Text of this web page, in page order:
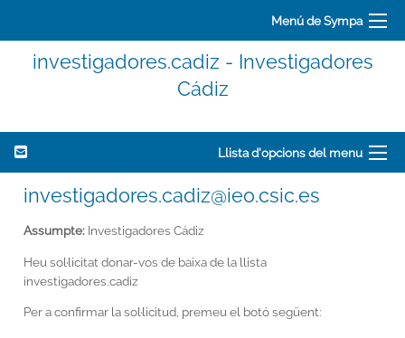
Menú de Sympa
investigadores.cadiz - Investigadores
Cádiz
Llista d'opcions del menu
investigadores.cadiz@ieo.csic.es
Assumpte: Investigadores Cádiz
Heu sol·licitat donar-vos de baixa de la llista
investigadores.cadiz
Per a confirmar la sol·licitud, premeu el botó següent: